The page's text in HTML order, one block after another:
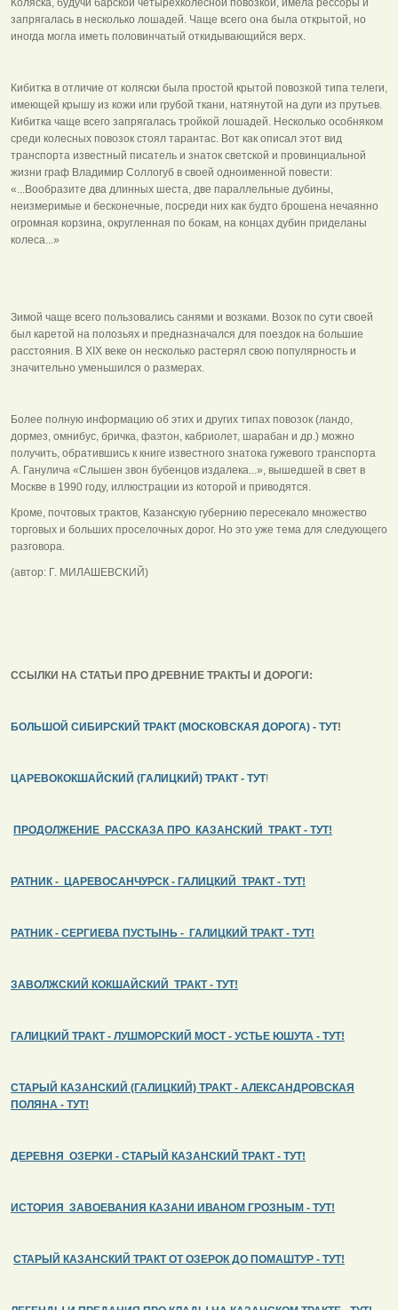
Коляска, будучи барской четырехколесной повозкой, имела рессоры и
запрягалась в несколько лошадей. Чаще всего она была открытой, но
иногда могла иметь половинчатый откидывающийся верх.
Кибитка в отличие от коляски была простой крытой повозкой типа телеги,
имеющей крышу из кожи или грубой ткани, натянутой на дуги из прутьев.
Кибитка чаще всего запрягалась тройкой лошадей. Несколько особняком
среди колесных повозок стоял тарантас. Вот как описал этот вид
транспорта известный писатель и знаток светской и провинциальной
жизни граф Владимир Соллогуб в своей одноименной повести:
«...Вообразите два длинных шеста, две параллельные дубины,
неизмеримые и бесконечные, посреди них как будто брошена нечаянно
огромная корзина, округленная по бокам, на концах дубин приделаны
колеса...»
Зимой чаще всего пользовались санями и возками. Возок по сути своей
был каретой на полозьях и предназначался для поездок на большие
расстояния. В XIX веке он несколько растерял свою популярность и
значительно уменьшился о размерах.
Более полную информацию об этих и других типах повозок (ландо,
дормез, омнибус, бричка, фаэтон, кабриолет, шарабан и др.) можно
получить, обратившись к книге известного знатока гужевого транспорта
А. Ганулича «Слышен звон бубенцов издалека...», вышедшей в свет в
Москве в 1990 году, иллюстрации из которой и приводятся.
Кроме, почтовых трактов, Казанскую губернию пересекало множество
торговых и больших проселочных дорог. Но это уже тема для следующего
разговора.
(автор: Г. МИЛАШЕВСКИЙ)
ССЫЛКИ НА СТАТЬИ ПРО ДРЕВНИЕ ТРАКТЫ И ДОРОГИ:
БОЛЬШОЙ СИБИРСКИЙ ТРАКТ (МОСКОВСКАЯ ДОРОГА) - ТУТ!
ЦАРЕВОКОКШАЙСКИЙ (ГАЛИЦКИЙ) ТРАКТ - ТУТ!
ПРОДОЛЖЕНИЕ РАССКАЗА ПРО КАЗАНСКИЙ ТРАКТ - ТУТ!
РАТНИК - ЦАРЕВОСАНЧУРСК - ГАЛИЦКИЙ ТРАКТ - ТУТ!
РАТНИК - СЕРГИЕВА ПУСТЫНЬ - ГАЛИЦКИЙ ТРАКТ - ТУТ!
ЗАВОЛЖСКИЙ КОКШАЙСКИЙ ТРАКТ - ТУТ!
ГАЛИЦКИЙ ТРАКТ - ЛУШМОРСКИЙ МОСТ - УСТЬЕ ЮШУТА - ТУТ!
СТАРЫЙ КАЗАНСКИЙ (ГАЛИЦКИЙ) ТРАКТ - АЛЕКСАНДРОВСКАЯ
ПОЛЯНА - ТУТ!
ДЕРЕВНЯ ОЗЕРКИ - СТАРЫЙ КАЗАНСКИЙ ТРАКТ - ТУТ!
ИСТОРИЯ ЗАВОЕВАНИЯ КАЗАНИ ИВАНОМ ГРОЗНЫМ - ТУТ!
СТАРЫЙ КАЗАНСКИЙ ТРАКТ ОТ ОЗЕРОК ДО ПОМАШТУР - ТУТ!